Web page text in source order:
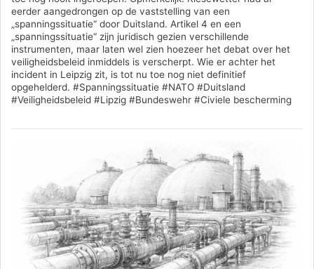
eerder aangedrongen op de vaststelling van een
„spanningssituatie“ door Duitsland. Artikel 4 en een
„spanningssituatie“ zijn juridisch gezien verschillende
instrumenten, maar laten wel zien hoezeer het debat over het
veiligheidsbeleid inmiddels is verscherpt. Wie er achter het
incident in Leipzig zit, is tot nu toe nog niet definitief
opgehelderd. #Spanningssituatie #NATO #Duitsland
#Veiligheidsbeleid #Lipzig #Bundeswehr #Civiele bescherming